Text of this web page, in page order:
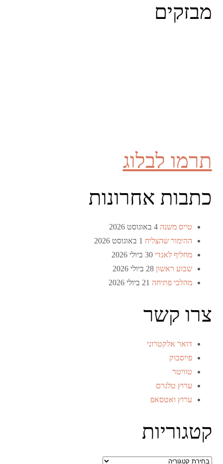
מבזקים
תרמו לבלוג
כתבות אחרונות
טייס משנה 4 באוגוסט 2026
ההימור שהצליח 1 באוגוסט 2026
מחליף לאנדי 30 ביולי 2026
שבוע ראשון 28 ביולי 2026
מהלכי פתיחה 21 ביולי 2026
צרו קשר
דואר אלקטרוני
פייסבוק
טוויטר
ערוץ טלגרם
ערוץ ואטסאפ
קטגוריות
קטגוריות